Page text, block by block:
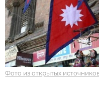
Фото из открытых